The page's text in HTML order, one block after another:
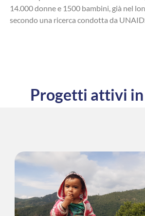
14.000 donne e 1500 bambini, già nel
secondo una ricerca condotta da
Progetti attivi